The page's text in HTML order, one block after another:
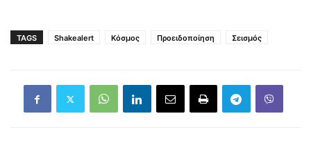
TAGS Shakealert Κόσμος Προειδοποίηση Σεισμός